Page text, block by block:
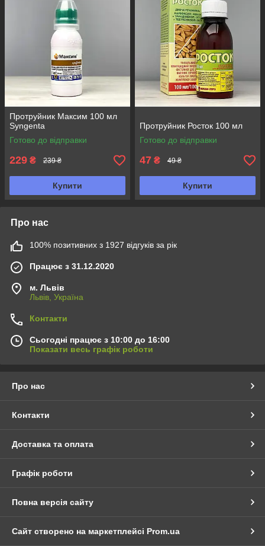
Протруйник Максим 100 мл
Syngenta
Готово до відправки
229 ₴ 239 ₴
Купити
Протруйник Росток 100 мл
Готово до відправки
47 ₴ 49 ₴
Купити
Про нас
100% позитивних з 1927 відгуків за рік
Працює з 31.12.2020
м. Львів
Львів, Україна
Контакти
Сьогодні працює з 10:00 до 16:00
Показати весь графік роботи
Про нас
Контакти
Доставка та оплата
Графік роботи
Повна версія сайту
Сайт створено на маркетплейсі Prom.ua